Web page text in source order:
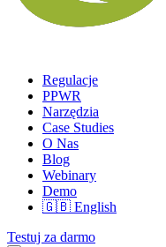
Regulacje
PPWR
Narzędzia
Case Studies
O Nas
Blog
Webinary
Demo
🇬🇧 English
Testuj za darmo